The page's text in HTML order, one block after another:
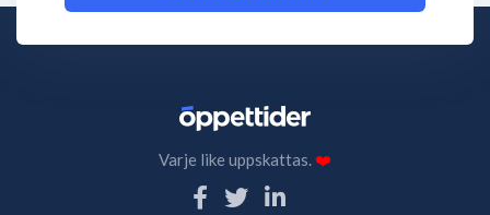
Varje like uppskattas.❤️